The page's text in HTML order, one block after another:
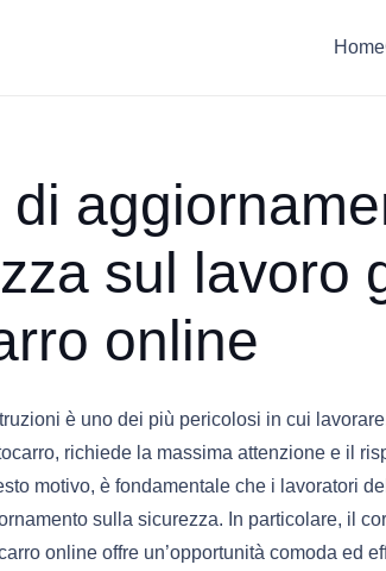
Home
di
sul lavoro
online
è uno dei più pericolosi in cui
richiede la massima attenzione e il
motivo, è fondamentale che i lavoratori
sulla sicurezza. In particolare, il
online offre un’opportunità comoda ed